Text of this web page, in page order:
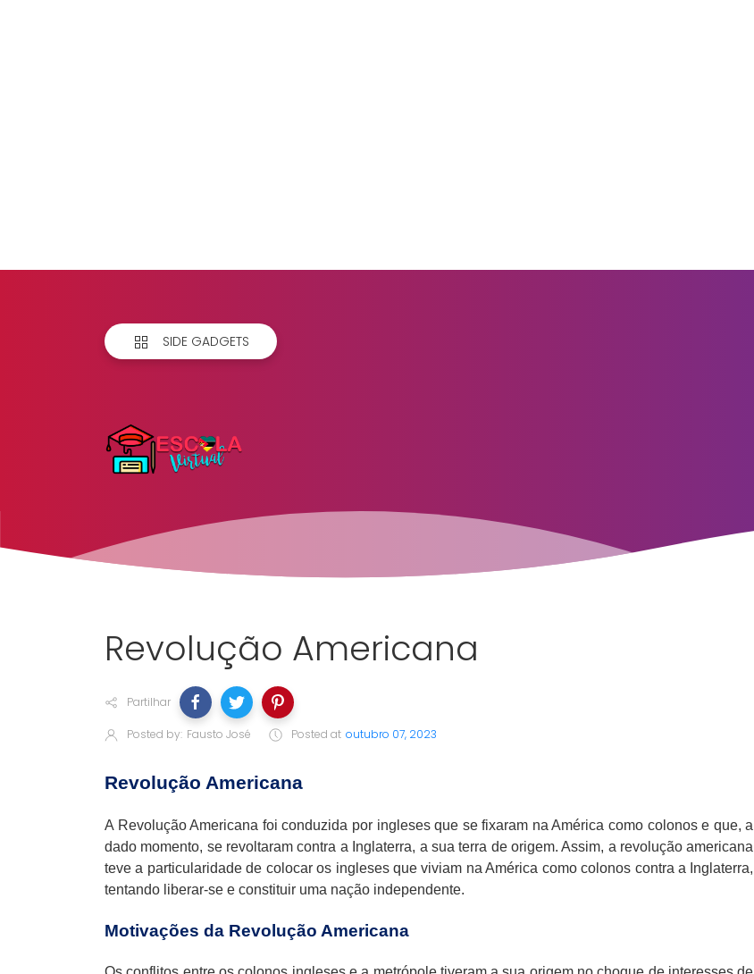
SIDE GADGETS
Revolução Americana
Partilhar
Posted by: Fausto José Posted at outubro 07, 2023
Revolução Americana
A Revolução Americana foi conduzida por ingleses que se fixaram na América como colonos e que, a
dado momento, se revoltaram contra a Inglaterra, a sua terra de origem. Assim, a revolução americana
teve a particularidade de colocar os ingleses que viviam na América como colonos contra a Inglaterra,
tentando liberar-se e constituir uma nação independente.
Motivações da Revolução Americana